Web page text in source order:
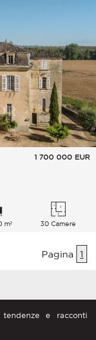
1 700 000 EUR
m² 30 Camere
Pagina 1
e racconti